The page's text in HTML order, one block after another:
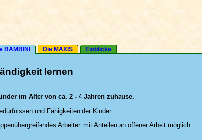
BAMBINI Die MAXIS Einblicke
lernen
im Alter von ca. 2 - 4 Jahren zuhause.
und Fähigkeiten der Kinder.
Arbeiten mit Anteilen an offener Arbeit möglich